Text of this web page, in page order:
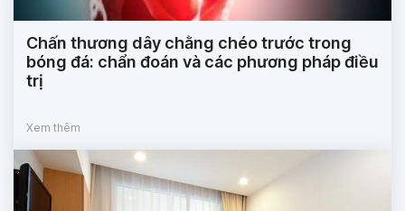
Chấn thương dây chằng chéo trước trong
bóng đá: chẩn đoán và các phương pháp điều
trị
Xem thêm